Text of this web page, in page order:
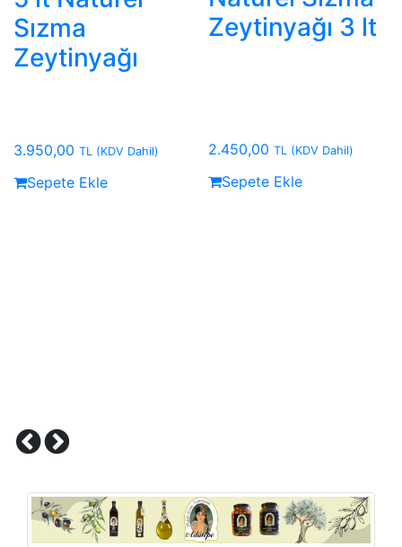
Sızma
Zeytinyağı
3.950,00 TL (KDV Dahil)
Sepete Ekle
Zeytinyağı 3 lt
2.450,00 TL (KDV Dahil)
Sepete Ekle